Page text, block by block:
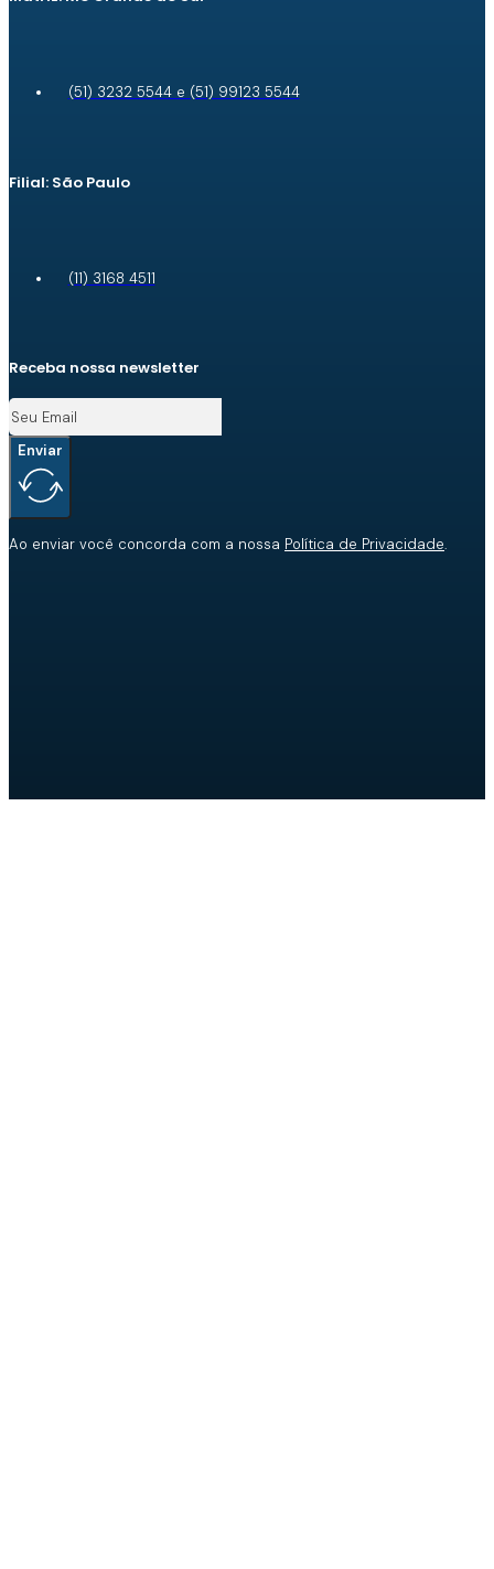
(51) 3232 5544 e (51) 99123 5544
Filial: São Paulo
(11) 3168 4511
Receba nossa newsletter
Enviar
Ao enviar você concorda com a nossa Política de Privacidade.